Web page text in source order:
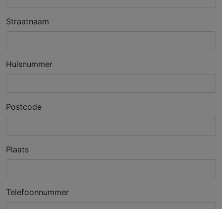
Straatnaam
Huisnummer
Postcode
Plaats
Telefoonnummer